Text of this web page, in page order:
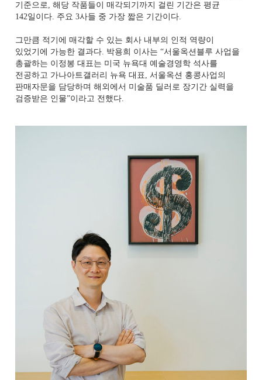
기준으로, 해당 작품들이 매각되기까지 걸린 기간은 평균
142일이다. 주요 3사들 중 가장 짧은 기간이다.
그만큼 적기에 매각할 수 있는 회사 내부의 인적 역량이
있었기에 가능한 결과다. 박용희 이사는 “서울옥션블루 사업을
총괄하는 이정봉 대표는 미국 뉴욕대 예술경영학 석사를
전공하고 가나아트갤러리 뉴욕 대표, 서울옥션 홍콩사업의
판매자문을 담당하며 해외에서 미술품 딜러로 장기간 실력을
검증받은 인물”이라고 전했다.